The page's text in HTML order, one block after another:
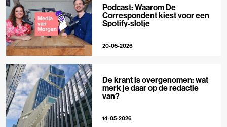
Podcast: Waarom De
Correspondent kiest voor een
Spotify-slotje
20-05-2026
De krant is overgenomen: wat
merk je daar op de redactie
van?
14-05-2026